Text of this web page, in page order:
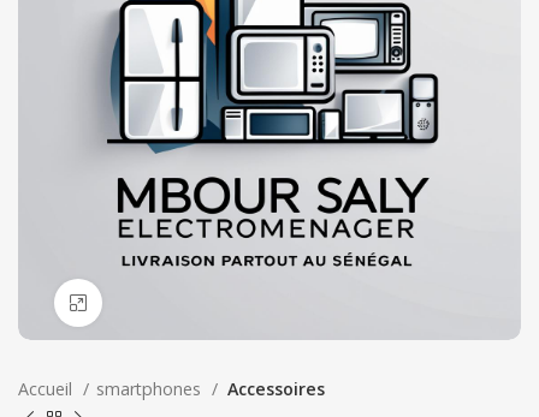
Accueil smartphones Accessoires